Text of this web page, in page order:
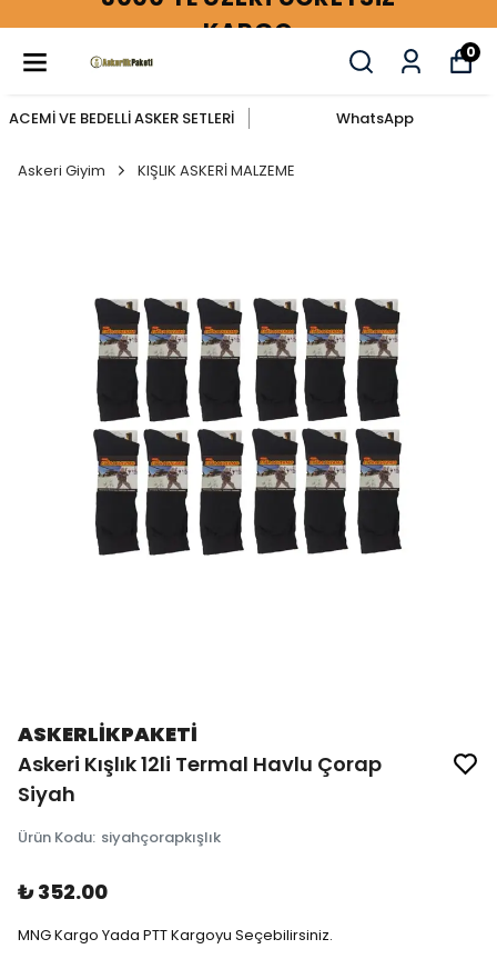
KARGO
0
ACEMİ VE BEDELLİ ASKER SETLERİ WhatsApp
Askeri Giyim KIŞLIK ASKERİ MALZEME
ASKERLİKPAKETİ
Askeri Kışlık 12li Termal Havlu Çorap
Siyah
Ürün Kodu: siyahçorapkışlık
₺ 352.00
MNG Kargo Yada PTT Kargoyu Seçebilirsiniz.